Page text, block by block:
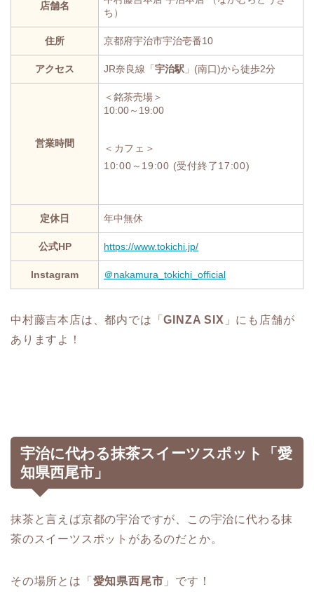
店舗名
ち）
住所 京都府宇治市宇治壱番10
アクセス JR奈良線「 宇治駅 」(南口)から徒歩2分
営業時間
＜銘茶売場＞
10:00～19:00
＜カフェ＞
10:00～19:00 (受付終了17:00)
定休日 年中無休
公式HP https://www.tokichi.jp/
Instagram ＠nakamura_tokichi_official
中村藤吉本店は、都内では「GINZA SIX 」にも店舗が
ありますよ！
宇治に代わる抹茶スイーツスポット「愛
知県西尾市」
抹茶と言えば京都の宇治ですが、この宇治に代わる抹
茶のスイーツスポットがあるのだとか。
その場所とは「 愛知県西尾市 」です！